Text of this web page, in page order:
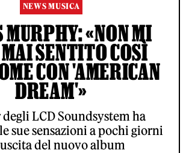
NEWS MUSICA
MURPHY: «NON MI
SENTITO COSÌ
CON 'AMERICAN
DREAM'»
LCD Soundsystem ha
sue sensazioni a pochi giorni
del nuovo album